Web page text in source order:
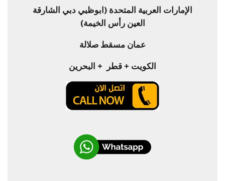
الإمارات العربية المتحدة (ابوظبي دبي الشارقة
العين رأس الخيمة)
عمان مسقط صلالة
الكويت + قطر + البحرين